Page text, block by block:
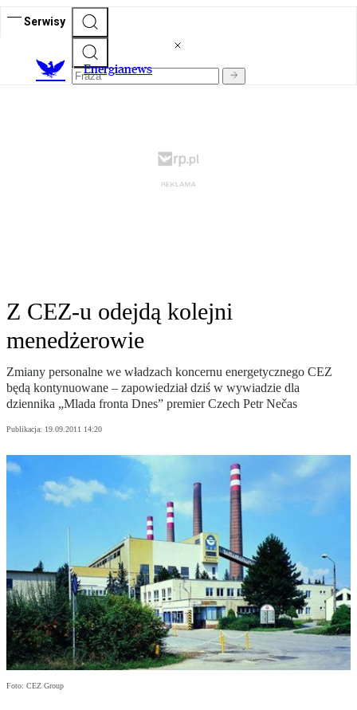
Serwisy
Energianews
Z CEZ-u odejdą kolejni
menedżerowie
Zmiany personalne we władzach koncernu energetycznego CEZ
będą kontynuowane – zapowiedział dziś w wywiadzie dla
dziennika „Mlada fronta Dnes” premier Czech Petr Nečas
Publikacja: 19.09.2011 14:20
Foto: CEZ Group